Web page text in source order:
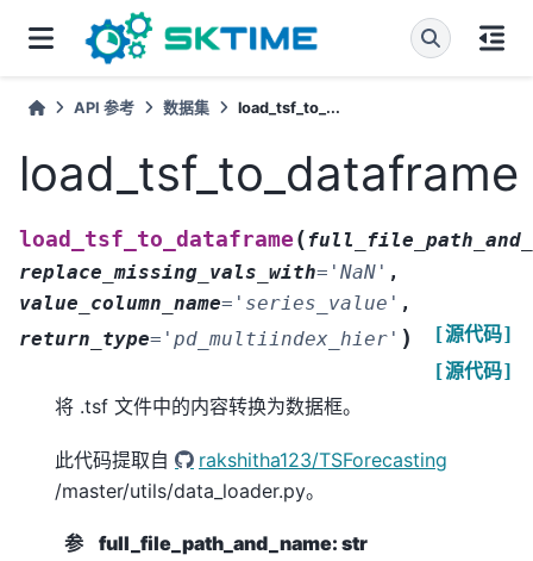
API 参考 数据集 load_tsf_to_...
load_tsf_to_dataframe
load_tsf_to_dataframe (
replace_missing_vals_with= 'NaN' ,
value_column_name= 'series_value' ,
return_type= 'pd_multiindex_hier' )
[源代码]
[源代码]
将 .tsf 文件中的内容转换为数据框。
此代码提取自
rakshitha123/TSForecasting
/master/utils/data_loader.py。
参
full_file_path_and_name: str